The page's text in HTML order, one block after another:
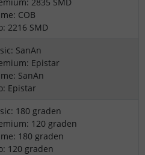
COB
2216 SMD
SanAn
Epistar
SanAn
Epistar
180 graden
120 graden
180 graden
120 graden